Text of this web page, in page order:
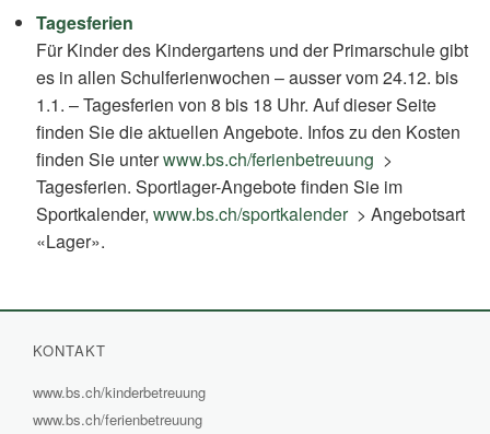
Tagesferien
Für Kinder des Kindergartens und der Primarschule gibt
es in allen Schulferienwochen – ausser vom 24.12. bis
1.1. – Tagesferien von 8 bis 18 Uhr. Auf dieser Seite
finden Sie die aktuellen Angebote. Infos zu den Kosten
finden Sie unterwww.bs.ch/ferienbetreuung (External
Link)
>
Tagesferien. Sportlager-Angebote finden Sie im
Sportkalender, www.bs.ch/sportkalender (External
> Angebotsart
«Lager».
KONTAKT
www.bs.ch/kinderbetreuung
www.bs.ch/ferienbetreuung